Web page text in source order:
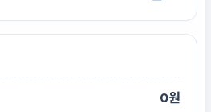
0원